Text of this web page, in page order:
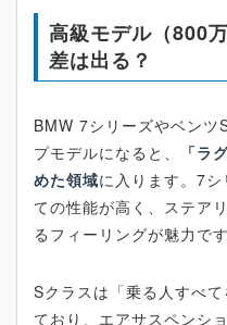
高級モデル（800
差は出る？
BMW 7シリーズやベンツ
プモデルになると、
「ラ
めた領域に入ります。7
ての性能が高く、ステア
るフィーリングが魅力です
Sクラスは「乗る人すべ
ており、エアサスペンシ